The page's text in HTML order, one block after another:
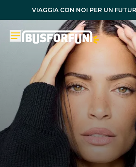
VIAGGIA CON NOI PER UN